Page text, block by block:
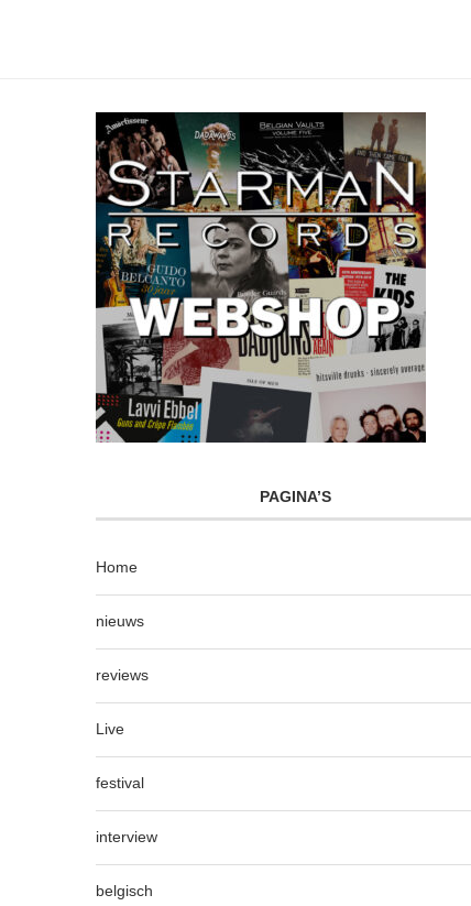
PAGINA’S
Home
nieuws
reviews
Live
festival
interview
belgisch